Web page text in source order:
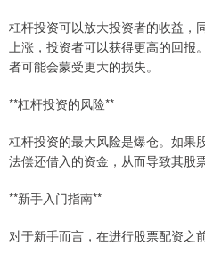
杠杆投资可以放大投资者的收益，
上涨，投资者可以获得更高的回报
者可能会蒙受更大的损失。
**杠杆投资的风险**
杠杆投资的最大风险是爆仓。如果
法偿还借入的资金，从而导致其股
**新手入门指南**
对于新手而言，在进行股票配资之